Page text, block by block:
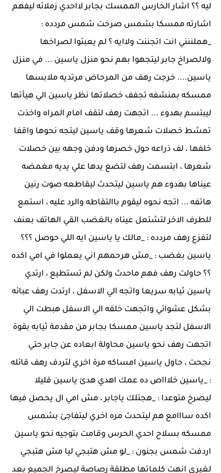
ليه ؟؟ اشار الحارس الممسك بجابر لااحدي زملائه ليفهم
اشارته ممسكا بشمس صرخت شمس مردده :
_هملننني انت اتجننت ولاايه ؟ لم يعبئوا لصراخها
ولالصراخ جابر ليتجهوا بهم نحو منزل ياسين ... في منزل
ياسين.... خرجت رهف من المرحاض مرتديه ملابسها
ممسكه بمنشفه تجفف خصلاتها نظر ياسين الي هيأتها
ليبتسم بهدوء ... اتجهت رهف لتقف امام المراه واخذت
تمشط خصلات شعرها وقف ياسين ليتجه نحوها واقفا
خلفها ، لف ذراعه حول خصرها ودفن وجهه بين خصلات
شعرها ، ابتسمت رهف لتضع يدها علي يديه مغمضه
عيناها بهدوء هم ياسين ليتحدث ليقاطعه صوت رنين
هاتفه ... اتجه نحوه ليقوم باالتقاطه والرد عليه ، استمع
للطرف الاخر لتشتعل عيناه بالغضب القي الهاتف بعنف
لتفزع رهف مردده : _مالك يا ياسين ايه اللي حوصل ؟؟؟
ياسين بغضب : _مش هرحمهم اني يعملوا في امي اكده
؟؟ حاولت رهف فهم ماحدث ولكن لم تستطيع ، ارتدي
ياسين ثيابه سريعا واتجه الي الاسفل ، ارتدت رهف عبائه
بشكل عشوائي واتجهت خلفه الي الاسفل هبطت الي
الاسفل لتجد ياسين ممسكا بجابر من مقدمة ثيابه بقوة
اتجهت رهف نحو ياسين محاولة ابعاده عن جابر حتي
نجحت ، حاول ياسين امساكه مرة اخري لتردف رهف قائله
: _ياسين خلاااص ده عمك اهدي هدئ ياسين قليلا
ليصرخ متوعدا : _هجتلك ياجابر ، مش امي ال يحصل فيها
اكده سااامع هم ليتحدث مره اخري ليتفاجئ بشمس
ممسكه بسلاح احدي الحرس وقامت بتوجيه نحو ياسين
اردفت شمس بجنون : _لو مش هتبجي ليا مش هتبجي
لغيري انهت كلماتها مطلقة رصاصة ليصرخ الجميع بعد